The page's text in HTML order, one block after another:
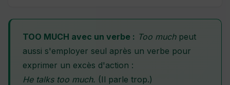
TOO MUCH avec un verbe : Too muchpeut
aussi s'employer seul après un verbe pour
exprimer un excès d'action :
He talks too much. (Il parle trop.)